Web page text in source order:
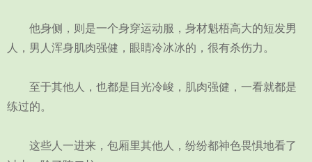
他身侧，则是一个身穿运动服，身材魁梧高大的短发男
人，男人浑身肌肉强健，眼睛冷冰冰的，很有杀伤力。
至于其他人，也都是目光冷峻，肌肉强健，一看就都是
练过的。
这些人一进来，包厢里其他人，纷纷都神色畏惧地看了